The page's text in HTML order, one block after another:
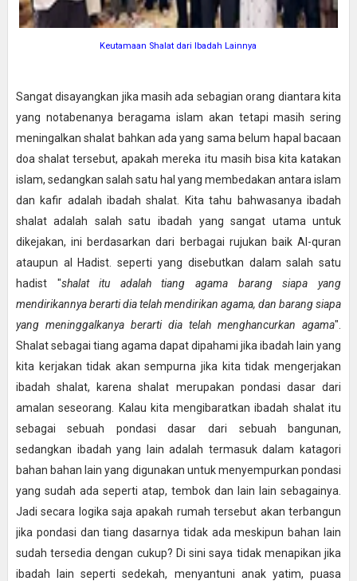
Keutamaan Shalat dari Ibadah Lainnya
Sangat disayangkan jika masih ada sebagian orang diantara kita
yang notabenanya beragama islam akan tetapi masih sering
meningalkan shalat bahkan ada yang sama belum hapal bacaan
doa shalat tersebut, apakah mereka itu masih bisa kita katakan
islam, sedangkan salah satu hal yang membedakan antara islam
dan kafir adalah ibadah shalat. Kita tahu bahwasanya ibadah
shalat adalah salah satu ibadah yang sangat utama untuk
dikejakan, ini berdasarkan dari berbagai rujukan baik Al-quran
ataupun al Hadist. seperti yang disebutkan dalam salah satu
hadist "shalat itu adalah tiang agama barang siapa yang
mendirikannya berarti dia telah mendirikan agama, dan barang siapa
yang meninggalkanya berarti dia telah menghancurkan agama".
Shalat sebagai tiang agama dapat dipahami jika ibadah lain yang
kita kerjakan tidak akan sempurna jika kita tidak mengerjakan
ibadah shalat, karena shalat merupakan pondasi dasar dari
amalan seseorang. Kalau kita mengibaratkan ibadah shalat itu
sebagai sebuah pondasi dasar dari sebuah bangunan,
sedangkan ibadah yang lain adalah termasuk dalam katagori
bahan bahan lain yang digunakan untuk menyempurkan pondasi
yang sudah ada seperti atap, tembok dan lain lain sebagainya.
Jadi secara logika saja apakah rumah tersebut akan terbangun
jika pondasi dan tiang dasarnya tidak ada meskipun bahan lain
sudah tersedia dengan cukup? Di sini saya tidak menapikan jika
ibadah lain seperti sedekah, menyantuni anak yatim, puasa